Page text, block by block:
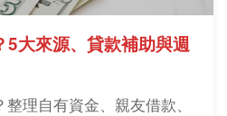
5大來源、貸款補助與週
理自有資金、親友借款、